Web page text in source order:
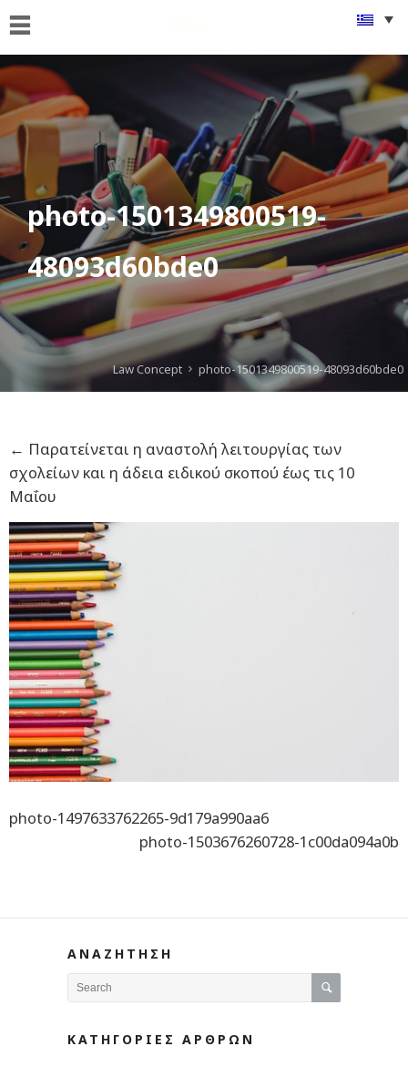
photo-1501349800519-
48093d60bde0
Law Concept photo-1501349800519-48093d60bde0
← Παρατείνεται η αναστολή λειτουργίας των
σχολείων και η άδεια ειδικού σκοπού έως τις 10
Μαΐου
photo-1497633762265-9d179a990aa6
photo-1503676260728-1c00da094a0b
ΑΝΑΖΗΤΗΣΗ
ΚΑΤΗΓΟΡΙΕΣ ΑΡΘΡΩΝ
ΕΙΜΑΣΤΕ
ΤΙ
ΚΑΝΟΥΜΕ
FAMus
Project
GDPR
ΝΕΑ
ΟΜΟΓΕΝΕΙΑ
ΕΠΙΚΟΙΝΩΝΙΑ